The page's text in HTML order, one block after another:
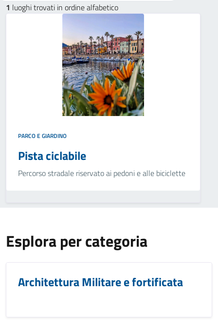
1 luoghi trovati in ordine alfabetico
PARCO E GIARDINO
Pista ciclabile
Percorso stradale riservato ai pedoni e alle biciclette
Esplora per categoria
Architettura Militare e fortificata